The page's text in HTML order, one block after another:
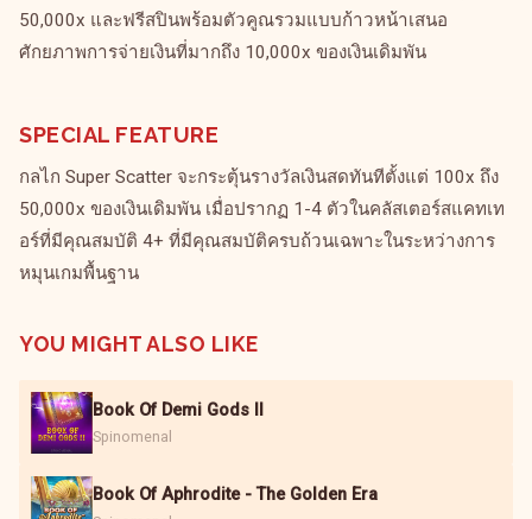
50,000x และฟรีสปินพร้อมตัวคูณรวมแบบก้าวหน้าเสนอ
ศักยภาพการจ่ายเงินที่มากถึง 10,000x ของเงินเดิมพัน
SPECIAL FEATURE
กลไก Super Scatter จะกระตุ้นรางวัลเงินสดทันทีตั้งแต่ 100x ถึง
50,000x ของเงินเดิมพัน เมื่อปรากฏ 1-4 ตัวในคลัสเตอร์สแคทเท
อร์ที่มีคุณสมบัติ 4+ ที่มีคุณสมบัติครบถ้วนเฉพาะในระหว่างการ
หมุนเกมพื้นฐาน
YOU MIGHT ALSO LIKE
Book Of Demi Gods II
Spinomenal
Book Of Aphrodite - The Golden Era